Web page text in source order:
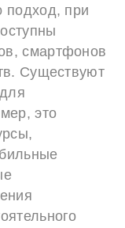
подход, при
смартфонов
Существуют
это